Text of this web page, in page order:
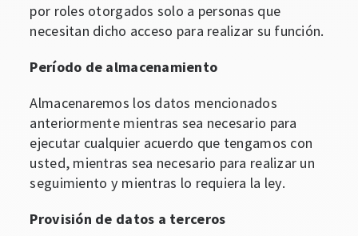
por roles otorgados solo a personas que
necesitan dicho acceso para realizar su función.
Período de almacenamiento
Almacenaremos los datos mencionados
anteriormente mientras sea necesario para
ejecutar cualquier acuerdo que tengamos con
usted, mientras sea necesario para realizar un
seguimiento y mientras lo requiera la ley.
Provisión de datos a terceros